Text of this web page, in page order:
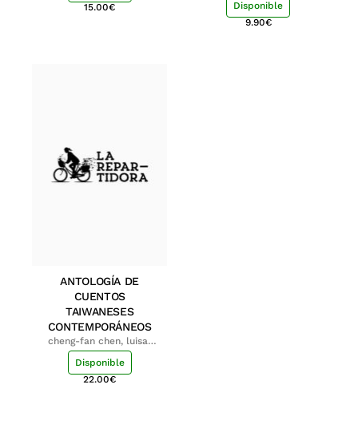
15.00€
Disponible
9.90€
ANTOLOGÍA DE
CUENTOS
TAIWANESES
CONTEMPORÁNEOS
cheng-fan chen, luisa;
shu-ying chang, luisa
Disponible
22.00€